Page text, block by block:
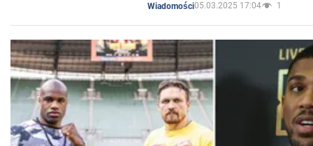
Wiadomości05.03.2025 17:04 1